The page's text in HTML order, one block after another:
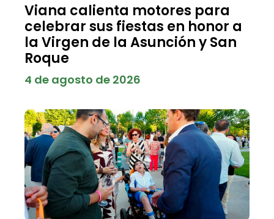
Viana calienta motores para
celebrar sus fiestas en honor a
la Virgen de la Asunción y San
Roque
4 de agosto de 2026